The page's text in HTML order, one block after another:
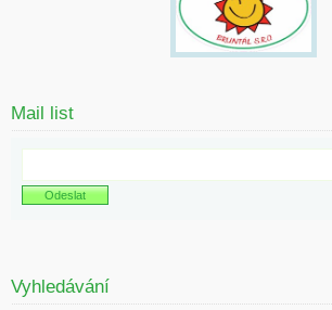
Mail list
Vyhledávání